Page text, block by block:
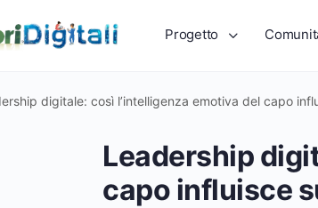
Progetto
digitale: così l’intelligenza emotiva del capo
Leadership
capo influisce